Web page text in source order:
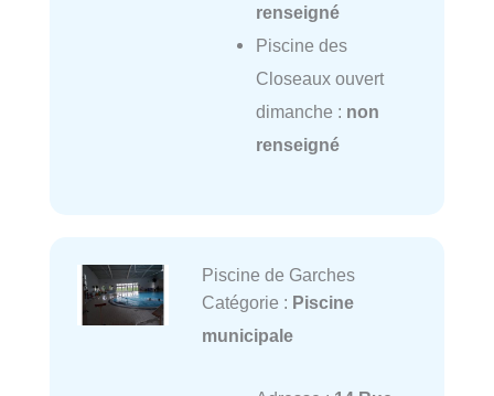
renseigné
Piscine des
Closeaux ouvert
dimanche : non
renseigné
Piscine de Garches
Catégorie : Piscine
municipale